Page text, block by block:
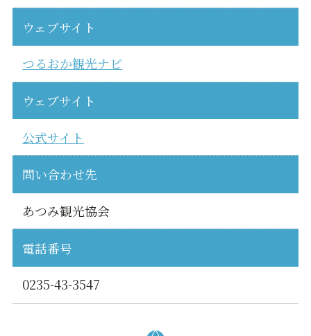
ウェブサイト
つるおか観光ナビ
ウェブサイト
公式サイト
問い合わせ先
あつみ観光協会
電話番号
0235-43-3547